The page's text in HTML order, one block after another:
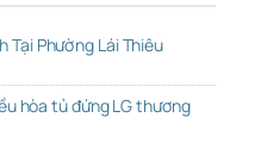
Tại Phường Lái Thiêu
hòa tủ đứng LG thương